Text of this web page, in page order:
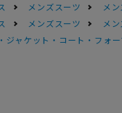
メンズスーツ
メ
メンズスーツ
メ
ジャケット・コート・フォ